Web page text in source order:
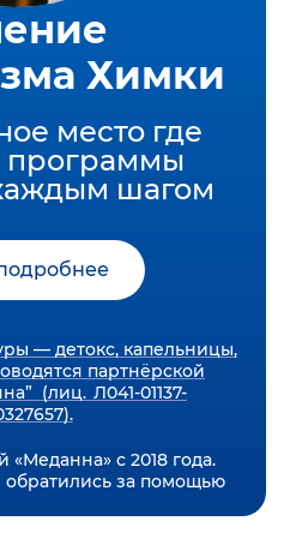
Химки
место где
программы
шагом
— детокс, капельницы,
партнёрской
(лиц. Л041-01137-
«Меданна» с 2018 года.
обратились за помощью